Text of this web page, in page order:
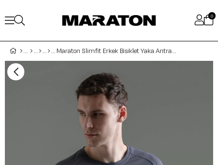
0
Maraton Slimfit Erkek Bisiklet Yaka Antrasit- T-shirt